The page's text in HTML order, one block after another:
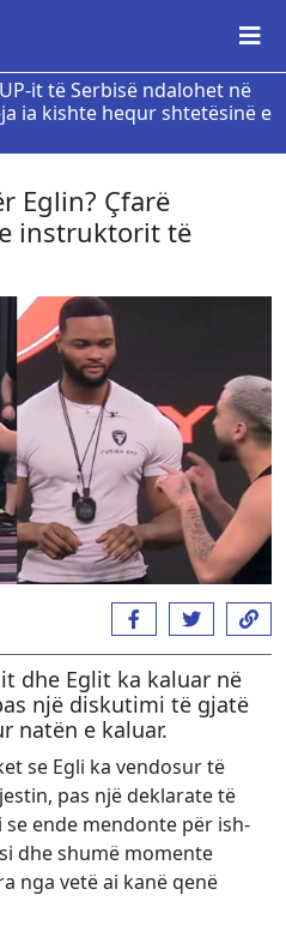
it të Serbisë ndalohet në
ja ia kishte hequr shtetësinë e
Eglin? Çfarë
instruktorit të
dhe Eglit ka kaluar në
një diskutimi të gjatë
natën e kaluar.
se Egli ka vendosur të
pas një deklarate të
ende mendonte për ish-
dhe shumë momente
nga vetë ai kanë qenë